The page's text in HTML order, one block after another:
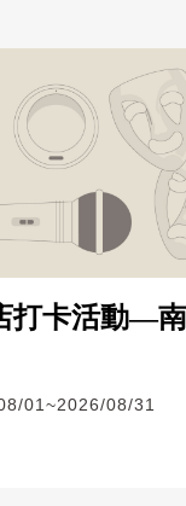
打卡活動—
01~2026/08/31